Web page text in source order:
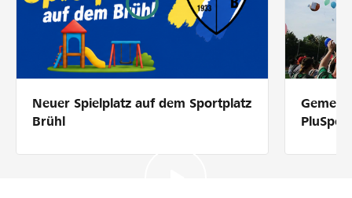
Sostenere
Aiuto & supporto
Partner / Banche Raiffeisen
Neuer Spielplatz auf dem Sportplatz
Brühl